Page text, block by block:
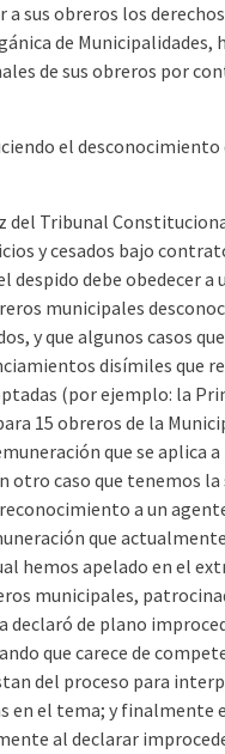
sus obreros los
de
de sus obreros por
el
del Tribunal
y cesados bajo
debe obedecer a
municipales
y que algunos casos
disímiles que
(por ejemplo: la
15 obreros de la
que se aplica
otro caso que tenemos
a un
que
hemos apelado en el
municipales,
de plano
que carece de
del proceso para
en el tema; y finalmente
al declarar